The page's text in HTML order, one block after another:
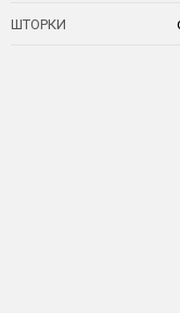
ШТОРКИ